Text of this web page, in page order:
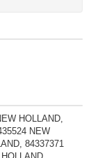
HOLLAND,
NEW
84337371